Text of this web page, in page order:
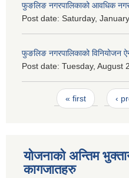
फुङलिङ नगरपालिकाको आवधिक
Post date: Saturday,
फुङलिङ नगरपालिकाको विनियोजन
Post date: Tuesday, August
Pages« first ‹
योजनाको अन्तिम
कागजातहरु